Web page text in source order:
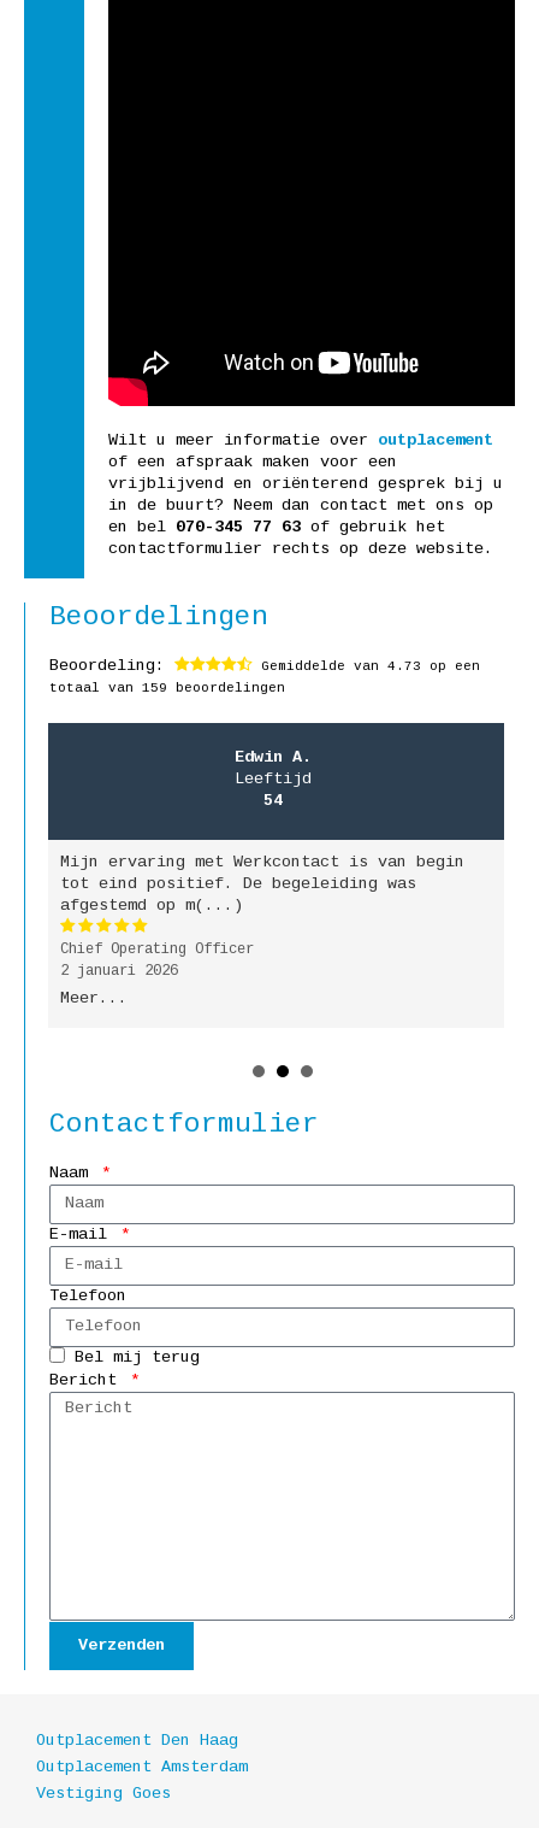
Wilt u meer informatie over outplacement
of een afspraak maken voor een
vrijblijvend en oriënterend gesprek bij u
in de buurt? Neem dan contact met ons op
en bel 070-345 77 63 of gebruik het
contactformulier rechts op deze website.
Beoordelingen
Beoordeling: Gemiddelde van 4.73 op een
totaal van 159 beoordelingen
Edwin A.
Leeftijd
54
Mijn ervaring met Werkcontact is van begin
tot eind positief. De begeleiding was
afgestemd op m(...)
Chief Operating Officer
2 januari 2026
Meer...
Contactformulier
Naam
E-mail
Telefoon
Bel mij terug
Bericht
Verzenden
Outplacement Den Haag
Outplacement Amsterdam
Vestiging Goes